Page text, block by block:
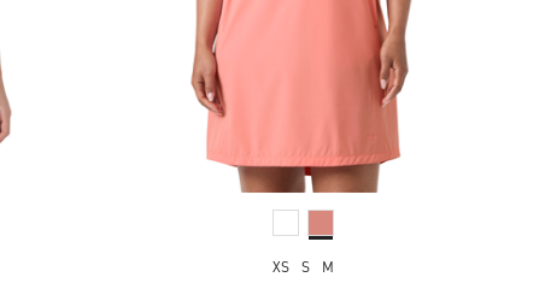
XS S M